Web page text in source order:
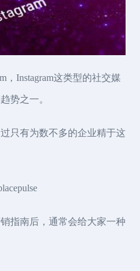
，Instagram这类型的社交媒
势之一。
只有为数不多的企业精于这
指南后，通常会给大家一种